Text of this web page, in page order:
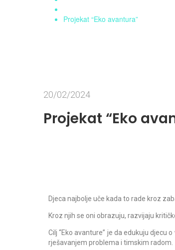
Projekat “Eko avantura”
20/02/2024
Projekat “Eko
Djeca najbolje uče kada to rade kroz
Kroz njih se oni obrazuju, razvijaju
Cilj “Eko avanture” je da edukuju
rješavanjem problema i timskim radom.